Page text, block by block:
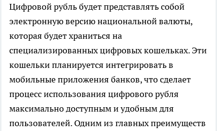
Цифровой рубль будет представлять собой
электронную версию национальной валюты,
которая будет храниться на
специализированных цифровых кошельках. Эти
кошельки планируется интегрировать в
мобильные приложения банков, что сделает
процесс использования цифрового рубля
максимально доступным и удобным для
пользователей. Одним из главных преимуществ